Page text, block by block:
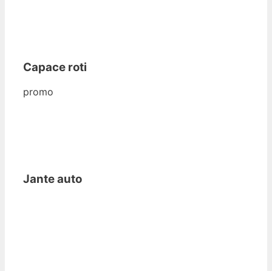
Capace roti
promo
Jante auto